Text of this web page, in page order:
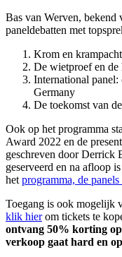
Bas van Werven, bekend
paneldebatten met
Krom en
De wietproef en de
International panel:
Germany
De toekomst van
Ook op het programma
Award 2022 en de
geschreven door Derrick
geserveerd en na afloop
het programma, de
Toegang is ook mogelijk
klik hierom tickets te
ontvang 50% korting
verkoop gaat hard en